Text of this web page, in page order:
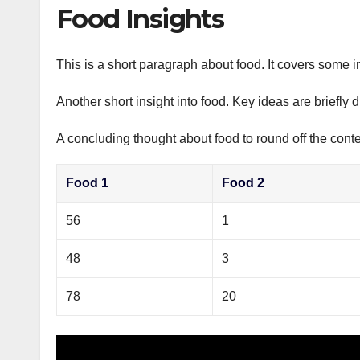
Food Insights
This is a short paragraph about food. It covers some
Another short insight into food. Key ideas are briefly
A concluding thought about food to round off the
Food 1 Food 2
56 1
48 3
78 20